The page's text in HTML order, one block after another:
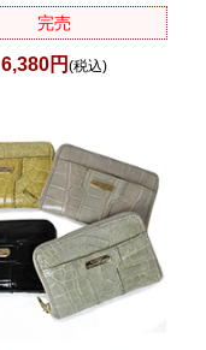
完売
6,380円 (税込)